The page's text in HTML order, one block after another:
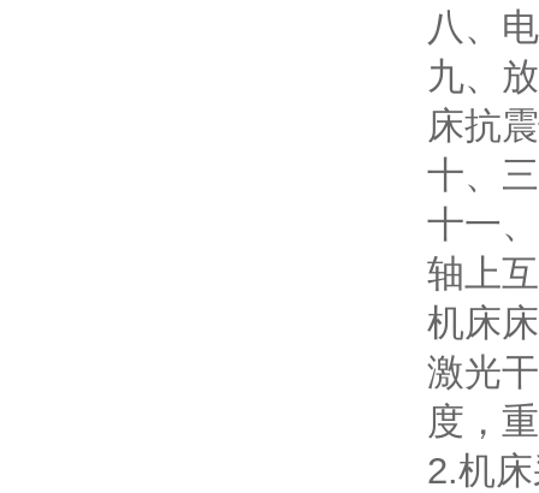
八、
九、
床抗
十、
十一
轴上
机床
激光
度，
2.机